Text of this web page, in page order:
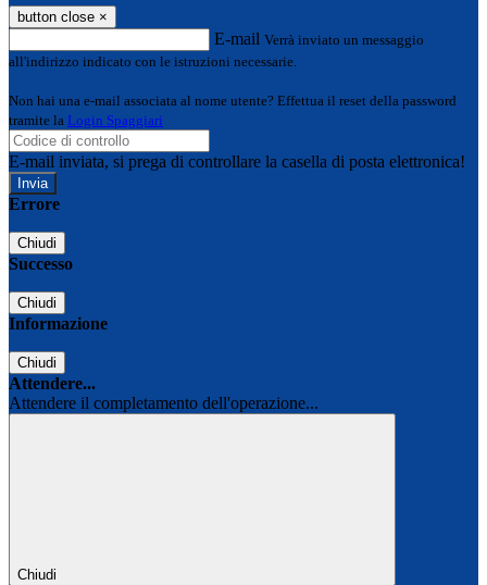
button close ×
E-mail Verrà inviato un messaggio
all'indirizzo indicato con le istruzioni necessarie.
Non hai una e-mail associata al nome utente? Effettua il reset della password
tramite la Login Spaggiari
E-mail inviata, si prega di controllare la casella di posta elettronica!
Errore
Chiudi
Successo
Chiudi
Informazione
Chiudi
Attendere...
Attendere il completamento dell'operazione...
Chiudi